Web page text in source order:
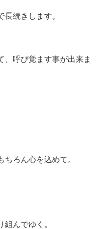
長続きします。
、呼び覚ます事が出来ま
ろん心を込めて。
んでゆく。